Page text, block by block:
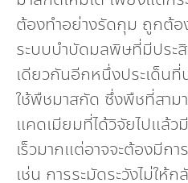
ต้องทำอย่างรัดกุม ถูกต้อ
ระบบบำบัดมลพิษที่มีประ
เดียวกันอีกหนึ่งประเด็นที่
ใช้พืชมาสกัด ซึ่งพืชที่สาม
แคดเมียมที่ได้วิจัยไปแล้
เร็วมากแต่อาจจะต้องมีก
เช่น การระมัดระวังไม่ให้